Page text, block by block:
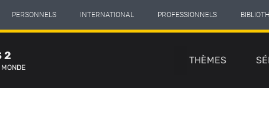
PERSONNELS INTERNATIONAL PROFESSIONNELS
2
principale
THÈMES